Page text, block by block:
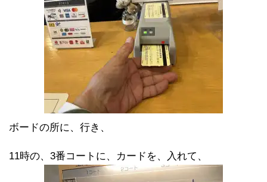
ボードの所に、行き、
11時の、3番コートに、カードを、入れて、